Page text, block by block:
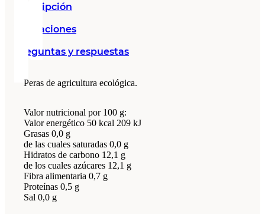
Descripción
Valoraciones
Preguntas y respuestas
Peras de agricultura ecológica.
Valor nutricional por 100 g:
Valor energético 50 kcal 209 kJ
Grasas 0,0 g
de las cuales saturadas 0,0 g
Hidratos de carbono 12,1 g
de los cuales azúcares 12,1 g
Fibra alimentaria 0,7 g
Proteínas 0,5 g
Sal 0,0 g